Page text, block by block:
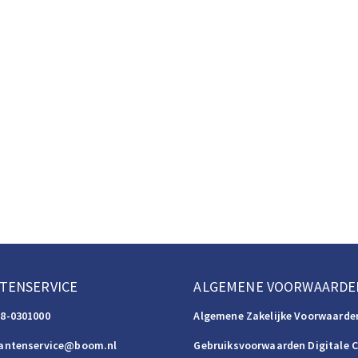
0301000
ALGEMENE
Algemene Zakelijke
Gebruiksvoorwaarden Digitale